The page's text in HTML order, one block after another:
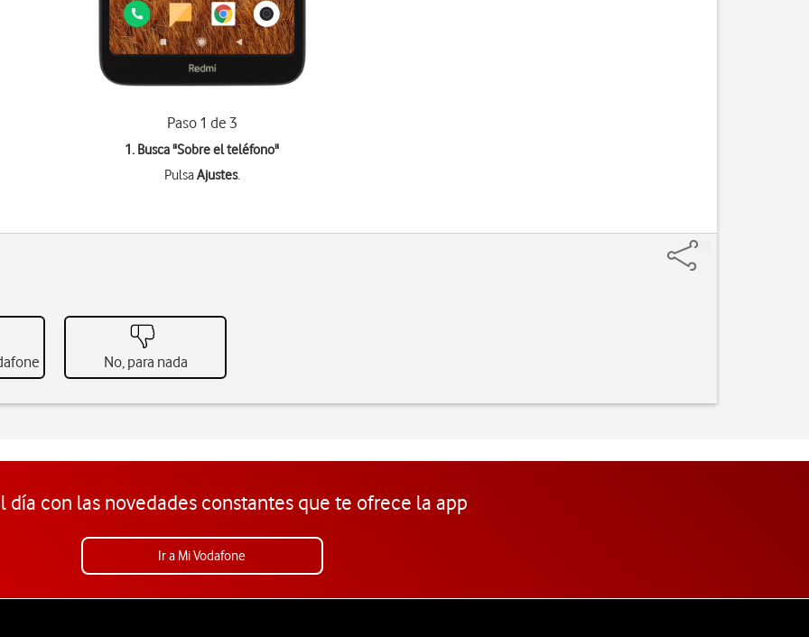
Paso 1 de 3
1. Busca "Sobre el teléfono"
PulsaAjustes.
No, para nada
día con las novedades constantes que te ofrece la app
Ir a Mi Vodafone